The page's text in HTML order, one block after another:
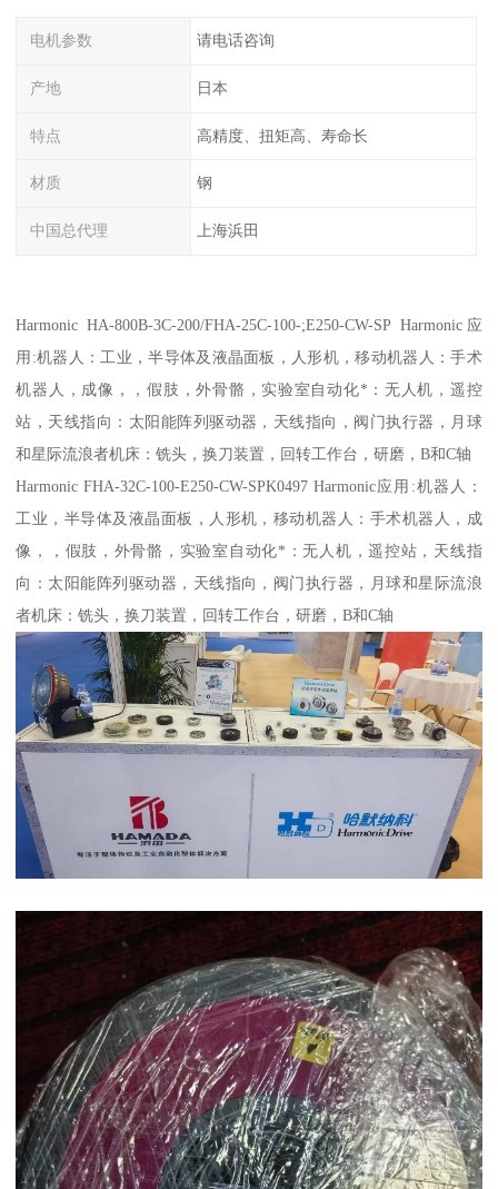
电机参数 请电话咨询
产地 日本
特点 高精度、扭矩高、寿命长
材质 钢
中国总代理 上海浜田
Harmonic HA-800B-3C-200/FHA-25C-100-;E250-CW-SP Harmonic应
用:机器人：工业，半导体及液晶面板，人形机，移动机器人：手术
机器人，成像，，假肢，外骨骼，实验室自动化*：无人机，遥控
站，天线指向：太阳能阵列驱动器，天线指向，阀门执行器，月球
和星际流浪者机床：铣头，换刀装置，回转工作台，研磨，B和C轴
Harmonic FHA-32C-100-E250-CW-SPK0497 Harmonic应用:机器人：
工业，半导体及液晶面板，人形机，移动机器人：手术机器人，成
像，，假肢，外骨骼，实验室自动化*：无人机，遥控站，天线指
向：太阳能阵列驱动器，天线指向，阀门执行器，月球和星际流浪
者机床：铣头，换刀装置，回转工作台，研磨，B和C轴